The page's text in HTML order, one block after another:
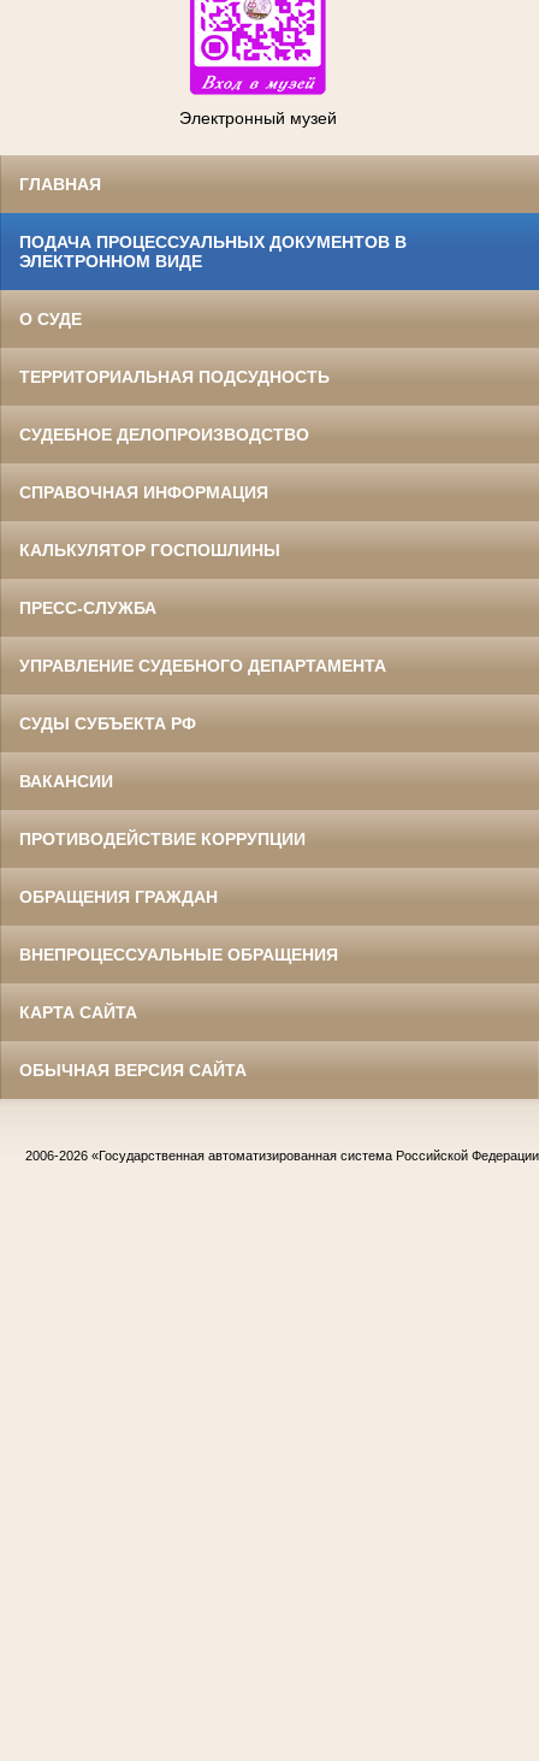
Электронный музей
ГЛАВНАЯ
ПОДАЧА ПРОЦЕССУАЛЬНЫХ ДОКУМЕНТОВ В
ЭЛЕКТРОННОМ ВИДЕ
О СУДЕ
ТЕРРИТОРИАЛЬНАЯ ПОДСУДНОСТЬ
СУДЕБНОЕ ДЕЛОПРОИЗВОДСТВО
СПРАВОЧНАЯ ИНФОРМАЦИЯ
КАЛЬКУЛЯТОР ГОСПОШЛИНЫ
ПРЕСС-СЛУЖБА
УПРАВЛЕНИЕ СУДЕБНОГО ДЕПАРТАМЕНТА
СУДЫ СУБЪЕКТА РФ
ВАКАНСИИ
ПРОТИВОДЕЙСТВИЕ КОРРУПЦИИ
ОБРАЩЕНИЯ ГРАЖДАН
ВНЕПРОЦЕССУАЛЬНЫЕ ОБРАЩЕНИЯ
КАРТА САЙТА
ОБЫЧНАЯ ВЕРСИЯ САЙТА
2006-2026 «Государственная автоматизированная система Российской